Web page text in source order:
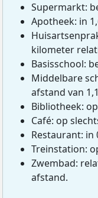
Supermarkt:
Apotheek: in
kilometer
Basisschool:
Middelbare
afstand van
Bibliotheek:
Café: op
Restaurant: in
Treinstation:
Zwembad:
afstand.